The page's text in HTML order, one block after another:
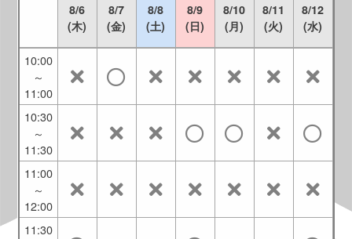
8/6
(木)
8/7
(金)
8/8
(土)
8/9
(日)
8/10
(月)
8/11
(火)
8/12
(水)
10:00
～
11:00
10:30
～
11:30
11:00
～
12:00
11:30